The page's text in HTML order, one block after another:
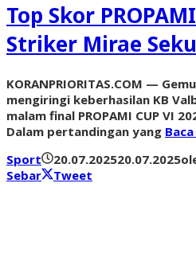
Top Skor
Striker Mirae
KORANPRIORITAS.COM —
mengiringi keberhasilan KB
malam final PROPAMI CUP VI
Dalam pertandingan yang
Sport
20.07.202520.07.2025
Sebar
Tweet